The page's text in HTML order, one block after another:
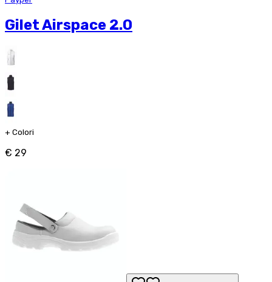
Gilet Airspace 2.0
+ Colori
€ 29